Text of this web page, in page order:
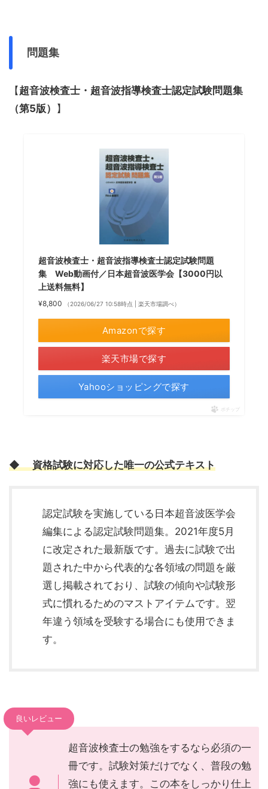
問題集
【 超音波検査士・超音波指導検査士認定試験問題集
（第5版）
】
超音波検査士・超音波指導検査士認定試験問題
集 Web動画付／日本超音波医学会【3000円以
上送料無料】
¥8,800 （2026/06/27 10:58時点 | 楽天市場調べ）
Amazonで探す
楽天市場で探す
Yahooショッピングで探す
ポチップ
◆ 資格試験に対応した唯一の公式テキスト
認定試験を実施している日本超音波医学会
編集による認定試験問題集。2021年度5月
に改定された最新版です。過去に試験で出
題された中から代表的な各領域の問題を厳
選し掲載されており、試験の傾向や試験形
式に慣れるためのマストアイテムです。翌
年違う領域を受験する場合にも使用できま
す。
良いレビュー
超音波検査士の勉強をするなら必須の一
冊です。試験対策だけでなく、普段の勉
強にも使えます。この本をしっかり仕上